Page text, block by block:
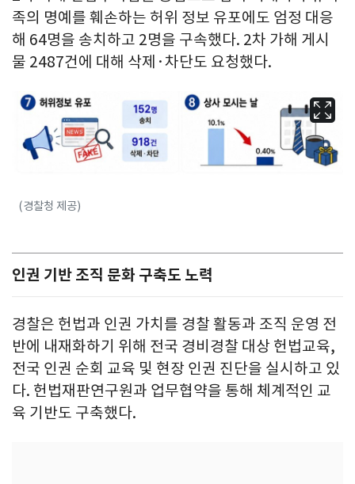
족의 명예를 훼손하는 허위 정보 유포에도 엄정 대응
해 64명을 송치하고 2명을 구속했다. 2차 가해 게시
물 2487건에 대해 삭제·차단도 요청했다.
(경찰청 제공)
인권 기반 조직 문화 구축도 노력
경찰은 헌법과 인권 가치를 경찰 활동과 조직 운영 전
반에 내재화하기 위해 전국 경비경찰 대상 헌법교육,
전국 인권 순회 교육 및 현장 인권 진단을 실시하고 있
다. 헌법재판연구원과 업무협약을 통해 체계적인 교
육 기반도 구축했다.